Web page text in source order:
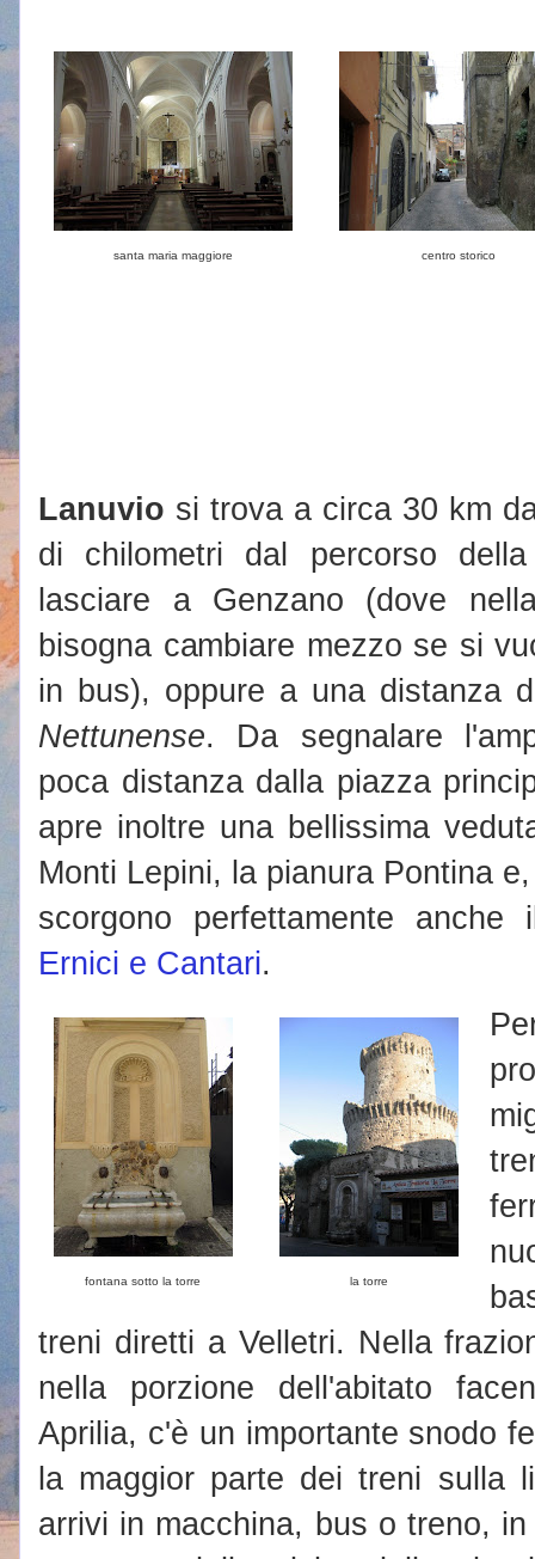
santa maria maggiore centro storico
Lanuvio si trova a circa 30 km
di chilometri dal percorso
lasciare a Genzano (dove
bisogna cambiare mezzo se si
in bus), oppure a una distanza
Nettunense. Da segnalare
poca distanza dalla piazza
apre inoltre una bellissima
Monti Lepini, la pianura Pontina
scorgono perfettamente
Ernici e Cantari.
fontana sotto la torre la torre
treni diretti a Velletri. Nella
nella porzione dell'abitato
Aprilia, c'è un importante snodo
la maggior parte dei treni sulla
arrivi in macchina, bus o treno,